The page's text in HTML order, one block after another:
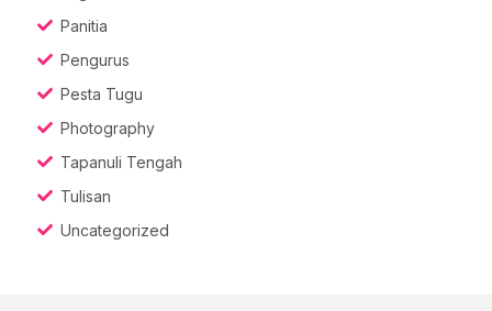
Panitia
Pengurus
Pesta Tugu
Photography
Tapanuli Tengah
Tulisan
Uncategorized